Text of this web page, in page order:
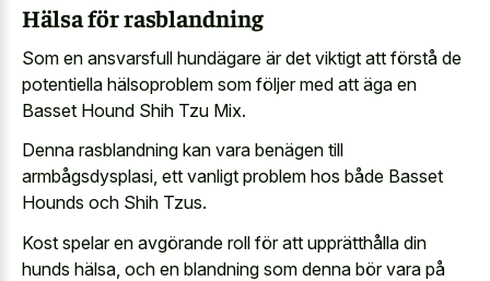
Hälsa för rasblandning
Som en ansvarsfull hundägare är det viktigt att förstå de
potentiella hälsoproblem som följer med att äga en
Basset Hound Shih Tzu Mix.
Denna rasblandning kan vara benägen till
armbågsdysplasi, ett vanligt problem hos både Basset
Hounds och Shih Tzus.
Kost spelar en avgörande roll för att upprätthålla din
hunds hälsa, och en blandning som denna bör vara på